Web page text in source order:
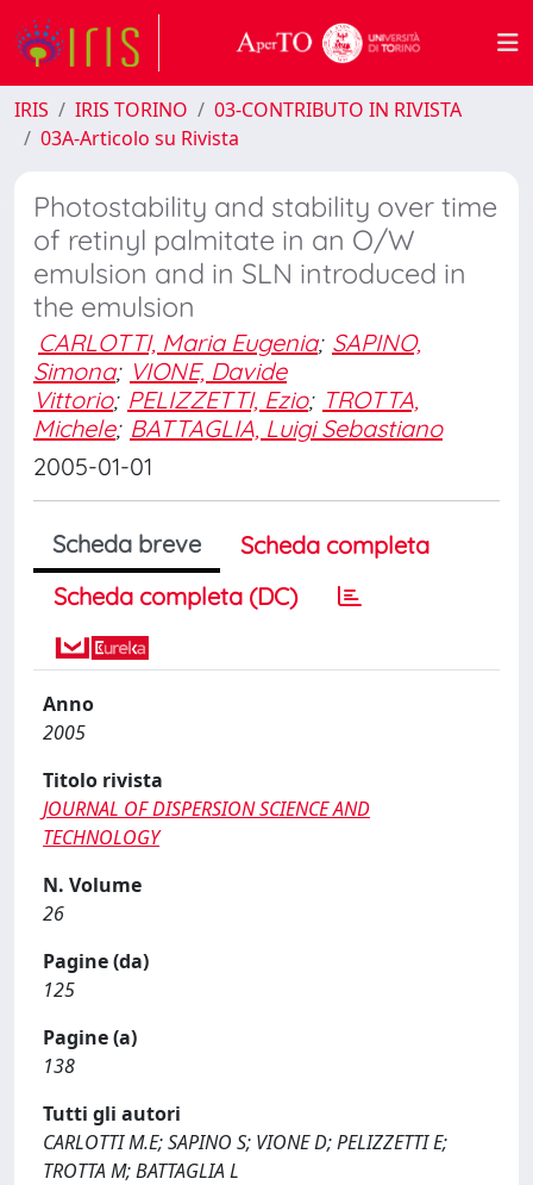
IRIS IRIS TORINO
03-CONTRIBUTO IN RIVISTA
03A-Articolo su Rivista
Photostability and stability over time
of retinyl palmitate in an O/W
emulsion and in SLN introduced in
the emulsion
CARLOTTI, Maria Eugenia; SAPINO,
Simona; VIONE, Davide
Vittorio; PELIZZETTI, Ezio; TROTTA,
Michele; BATTAGLIA, Luigi Sebastiano
2005-01-01
Scheda breve
Scheda completa
Scheda completa (DC)
Anno
2005
Titolo rivista
JOURNAL OF DISPERSION SCIENCE AND
TECHNOLOGY
N. Volume
26
Pagine (da)
125
Pagine (a)
138
Tutti gli autori
CARLOTTI M.E; SAPINO S; VIONE D; PELIZZETTI E;
TROTTA M; BATTAGLIA L